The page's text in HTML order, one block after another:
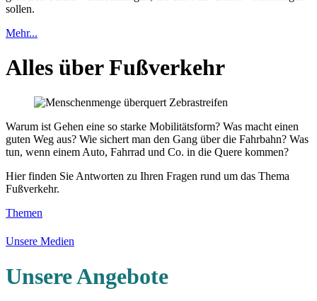
sollen.
Mehr...
Alles über Fußverkehr
Warum ist Gehen eine so starke Mobilitätsform? Was macht einen
guten Weg aus? Wie sichert man den Gang über die Fahrbahn? Was
tun, wenn einem Auto, Fahrrad und Co. in die Quere kommen?
Hier finden Sie Antworten zu Ihren Fragen rund um das Thema
Fußverkehr.
Themen
Unsere Medien
Unsere Angebote